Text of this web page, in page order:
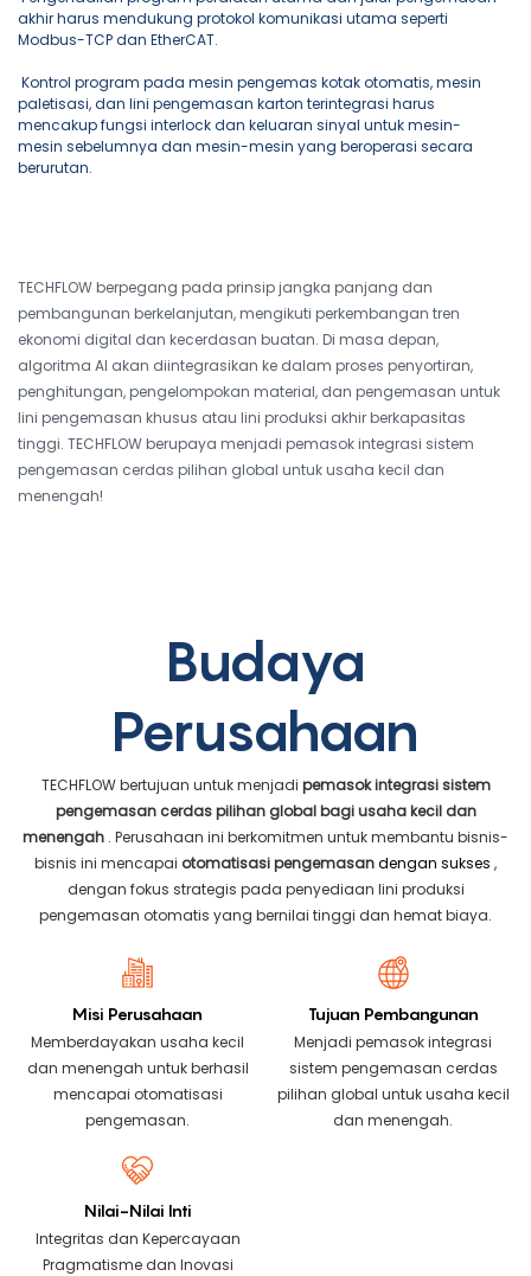
akhir harus mendukung protokol komunikasi utama seperti
Modbus-TCP dan EtherCAT.
Kontrol program pada mesin pengemas kotak otomatis, mesin
paletisasi, dan lini pengemasan karton terintegrasi harus
mencakup fungsi interlock dan keluaran sinyal untuk mesin-
mesin sebelumnya dan mesin-mesin yang beroperasi secara
berurutan.
TECHFLOW berpegang pada prinsip jangka panjang dan
pembangunan berkelanjutan, mengikuti perkembangan tren
ekonomi digital dan kecerdasan buatan. Di masa depan,
algoritma AI akan diintegrasikan ke dalam proses penyortiran,
penghitungan, pengelompokan material, dan pengemasan untuk
lini pengemasan khusus atau lini produksi akhir berkapasitas
tinggi. TECHFLOW berupaya menjadi pemasok integrasi sistem
pengemasan cerdas pilihan global untuk usaha kecil dan
menengah!
Budaya
Perusahaan
TECHFLOW bertujuan untuk menjadi pemasok integrasi sistem
pengemasan cerdas pilihan global bagi usaha kecil dan
menengah . Perusahaan ini berkomitmen untuk membantu bisnis-
bisnis ini mencapai otomatisasi pengemasandengan sukses ,
dengan fokus strategis pada penyediaan lini produksi
pengemasan otomatis yang bernilai tinggi dan hemat biaya.
Misi Perusahaan
Memberdayakan usaha kecil
dan menengah untuk berhasil
mencapai otomatisasi
pengemasan.
Tujuan Pembangunan
Menjadi pemasok integrasi
sistem pengemasan cerdas
pilihan global untuk usaha kecil
dan menengah.
Nilai-Nilai Inti
Integritas dan Kepercayaan
Pragmatisme dan Inovasi